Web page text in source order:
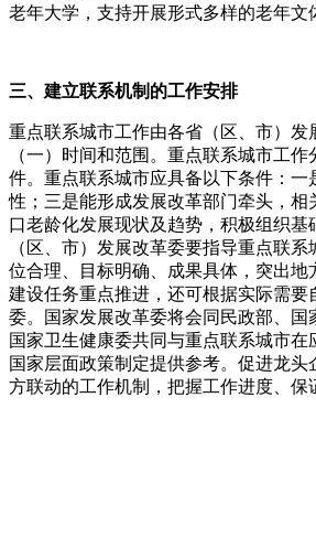
老年大学，支持开展形式多样的老年
三、建立联系机制的工作安排
重点联系城市工作由各省（区、市）发
（一）时间和范围。重点联系城市工
件。重点联系城市应具备以下条件：
性；三是能形成发展改革部门牵头，
口老龄化发展现状及趋势，积极组织
（区、市）发展改革委要指导重点联
位合理、目标明确、成果具体，突出
建设任务重点推进，还可根据实际需
委。国家发展改革委将会同民政部、
国家卫生健康委共同与重点联系城市
国家层面政策制定提供参考。促进龙
方联动的工作机制，把握工作进度、保